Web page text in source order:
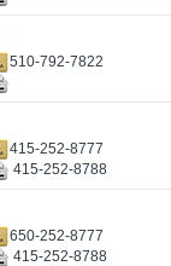
510-792-7822
415-252-8777
415-252-8788
650-252-8777
415-252-8788